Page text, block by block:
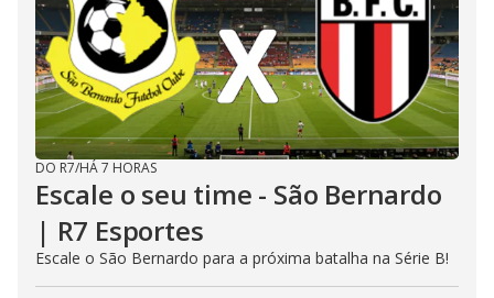
DO R7/HÁ 7 HORAS
Escale o seu time - São Bernardo
| R7 Esportes
Escale o São Bernardo para a próxima batalha na Série B!